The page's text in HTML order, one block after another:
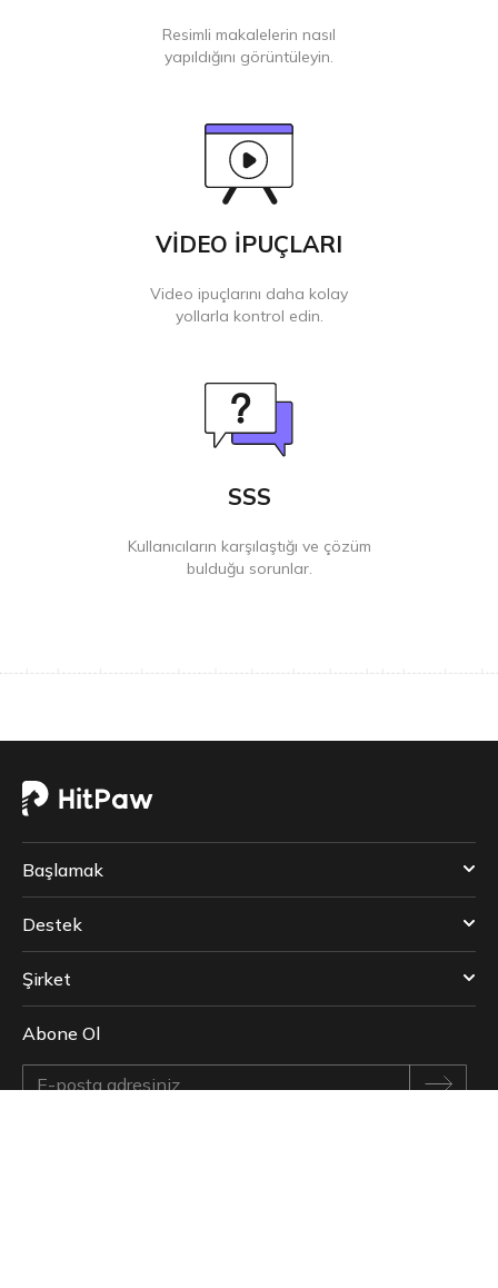
Resimli makalelerin nasıl
yapıldığını görüntüleyin.
VİDEO İPUÇLARI
Video ipuçlarını daha kolay
yollarla kontrol edin.
SSS
Kullanıcıların karşılaştığı ve çözüm
bulduğu sorunlar.
Başlamak
Destek
Şirket
Abone Ol